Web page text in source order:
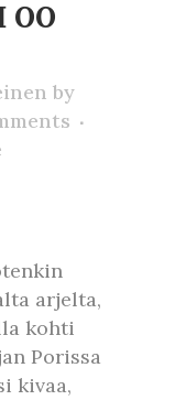
OO
by
arjelta,
kohti
Porissa
kivaa,